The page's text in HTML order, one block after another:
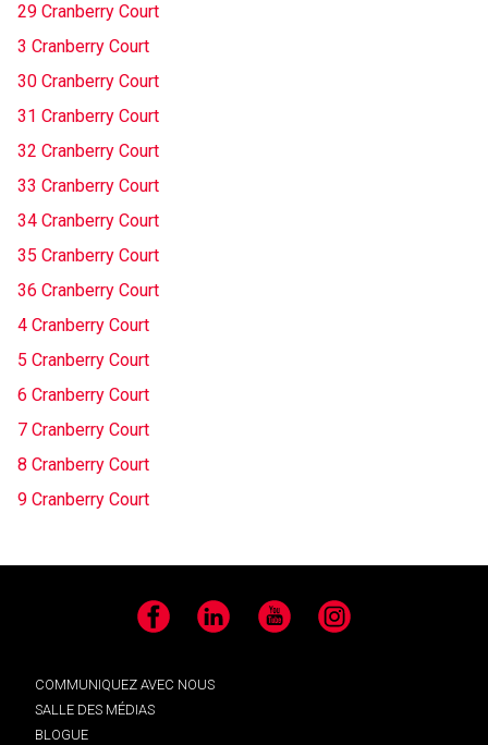
29 Cranberry Court
3 Cranberry Court
30 Cranberry Court
31 Cranberry Court
32 Cranberry Court
33 Cranberry Court
34 Cranberry Court
35 Cranberry Court
36 Cranberry Court
4 Cranberry Court
5 Cranberry Court
6 Cranberry Court
7 Cranberry Court
8 Cranberry Court
9 Cranberry Court
Facebook LinkedIn YouTube Instagram
COMMUNIQUEZ AVEC NOUS
SALLE DES MÉDIAS
BLOGUE